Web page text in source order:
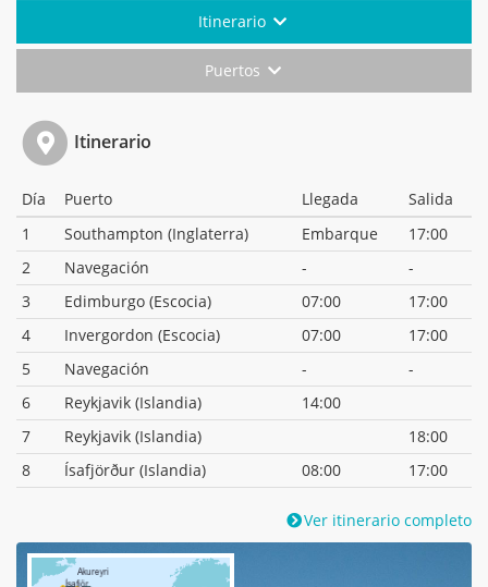
Itinerario
Puertos
Itinerario
Día Puerto Llegada
Salida
1
Southampton (Inglaterra) Embarque
17:00
2
Navegación -
-
3
Edimburgo (Escocia) 07:00
17:00
4
Invergordon (Escocia) 07:00
17:00
5
Navegación -
-
6
Reykjavik (Islandia)
14:00
7
Reykjavik (Islandia)
18:00
8
Ísafjörður (Islandia) 08:00 17:00
Ver itinerario completo